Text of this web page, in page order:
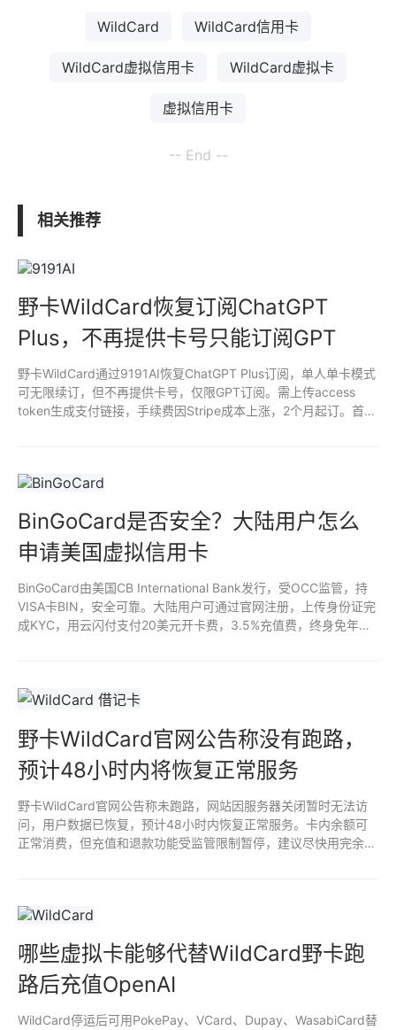
WildCard WildCard信用卡
WildCard虚拟信用卡 WildCard虚拟卡
虚拟信用卡
-- End --
相关推荐
野卡WildCard恢复订阅ChatGPT
Plus，不再提供卡号只能订阅GPT
野卡WildCard通过9191AI恢复ChatGPT Plus订阅，单人单卡模式
可无限续订，但不再提供卡号，仅限GPT订阅。需上传access
token生成支付链接，手续费因Stripe成本上涨，2个月起订。首月
BinGoCard是否安全？大陆用户怎么
申请美国虚拟信用卡
BinGoCard由美国CB International Bank发行，受OCC监管，持
VISA卡BIN，安全可靠。大陆用户可通过官网注册，上传身份证完
成KYC，用云闪付支付20美元开卡费，3.5%充值费，终身免年
野卡WildCard官网公告称没有跑路，
预计48小时内将恢复正常服务
野卡WildCard官网公告称未跑路，网站因服务器关闭暂时无法访
问，用户数据已恢复，预计48小时内恢复正常服务。卡内余额可
正常消费，但充值和退款功能受监管限制暂停，建议尽快用完余额
哪些虚拟卡能够代替WildCard野卡跑
路后充值OpenAI
WildCard停运后可用PokePay、VCard、Dupay、WasabiCard替